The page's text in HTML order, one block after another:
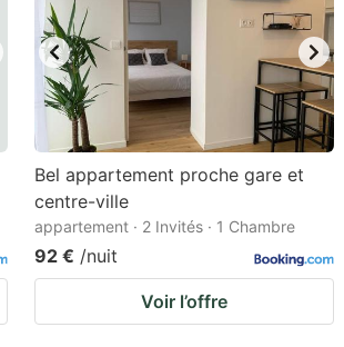
Bel appartement proche gare et
centre-ville
appartement · 2 Invités · 1 Chambre
92 € /nuit
Voir l’offre